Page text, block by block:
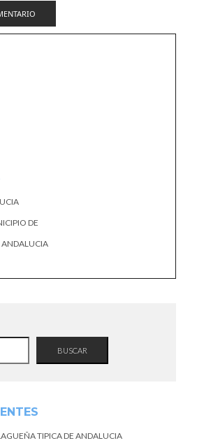
DE
ANDALUCIA
BUSCAR
TIPICA DE ANDALUCIA